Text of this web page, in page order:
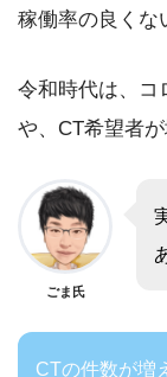
稼働率の良くな
令和時代は、コ
や、CT希望者が
ごま氏
CTの件数が増